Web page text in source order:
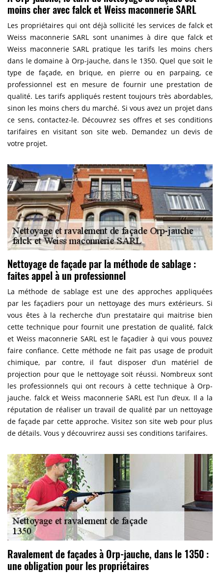
moins cher avec falck et Weiss maconnerie SARL
Les propriétaires qui ont déjà sollicité les services de falck et
Weiss maconnerie SARL sont unanimes à dire que falck et
Weiss maconnerie SARL pratique les tarifs les moins chers
dans le domaine à Orp-jauche, dans le 1350. Quel que soit le
type de façade, en brique, en pierre ou en parpaing, ce
professionnel est en mesure de fournir une prestation de
qualité. Les tarifs appliqués restent toujours très abordables,
sinon les moins chers du marché. Si vous avez un projet dans
ce sens, contactez-le. Découvrez ses offres et ses conditions
tarifaires en visitant son site web. Demandez un devis de
votre projet.
Nettoyage de façade par la méthode de sablage :
faites appel à un professionnel
La méthode de sablage est une des approches appliquées
par les façadiers pour un nettoyage des murs extérieurs. Si
vous êtes à la recherche d’un prestataire qui maitrise bien
cette technique pour fournit une prestation de qualité, falck
et Weiss maconnerie SARL est le façadier à qui vous pouvez
faire confiance. Cette méthode ne fait pas usage de produit
chimique, par contre, il faut disposer d’un matériel de
projection pour que le nettoyage soit réussi. Nombreux sont
les professionnels qui ont recours à cette technique à Orp-
jauche. falck et Weiss maconnerie SARL est l’un d’eux. Il a la
réputation de réaliser un travail de qualité par un nettoyage
de façade par cette approche. Visitez son site web pour plus
de détails. Vous y découvrirez aussi ses conditions tarifaires.
Ravalement de façades à Orp-jauche, dans le 1350 :
une obligation pour les propriétaires